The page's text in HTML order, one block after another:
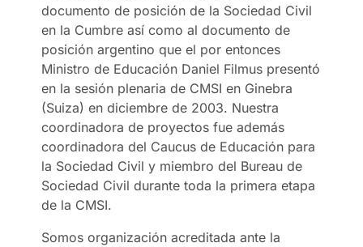
documento de posición de la Sociedad Civil
en la Cumbre así como al documento de
posición argentino que el por entonces
Ministro de Educación Daniel Filmus presentó
en la sesión plenaria de CMSI en Ginebra
(Suiza) en diciembre de 2003. Nuestra
coordinadora de proyectos fue además
coordinadora del Caucus de Educación para
la Sociedad Civil y miembro del Bureau de
Sociedad Civil durante toda la primera etapa
de la CMSI.
Somos organización acreditada ante la